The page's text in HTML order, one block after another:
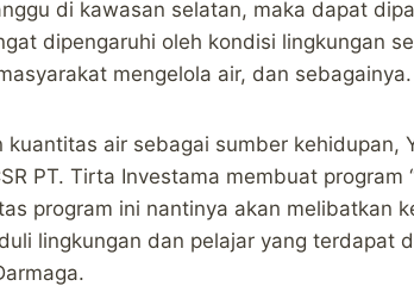
di kawasan selatan, maka dapat
dipengaruhi oleh kondisi lingkungan
mengelola air, dan sebagainya.
air sebagai sumber kehidupan,
PT. Tirta Investama membuat program
program ini nantinya akan melibatkan
lingkungan dan pelajar yang terdapat